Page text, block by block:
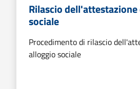
Rilascio
sociale
Procedimento di rilascio
alloggio sociale